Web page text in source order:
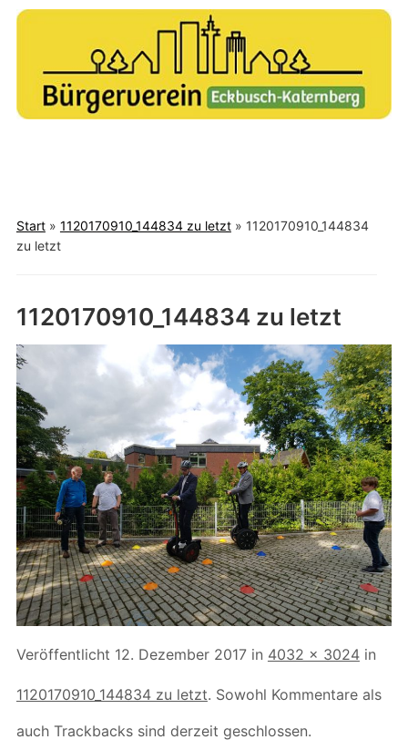
menu
Start» 1120170910_144834 zu letzt» 1120170910_144834
zu letzt
1120170910_144834 zu letzt
Veröffentlicht 12. Dezember 2017in 4032 × 3024in
1120170910_144834 zu letzt. Sowohl Kommentare als
auch Trackbacks sind derzeit geschlossen.